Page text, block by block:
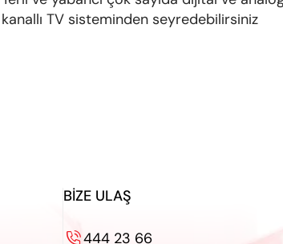
kanallı TV sisteminden seyredebilirsiniz
BIZE ULAŞ
444 23 66